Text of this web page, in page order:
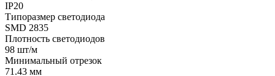
IP20
Типоразмер светодиода
SMD 2835
Плотность светодиодов
98 шт/м
Минимальный отрезок
71.43 мм